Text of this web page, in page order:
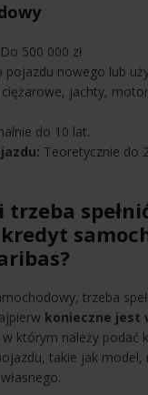
Do 500 000 zł
pojazdu nowego lub
jachty,
do 10 lat.
Teoretycznie do
trzeba
konieczne jest
w którym należy podać
takie jak model,